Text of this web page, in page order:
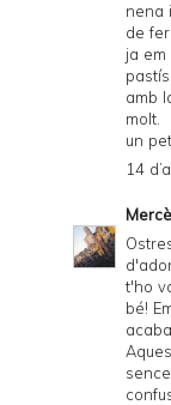
nena
de
ja
amb
molt.
un
14
Mercè
t'ho
bé!